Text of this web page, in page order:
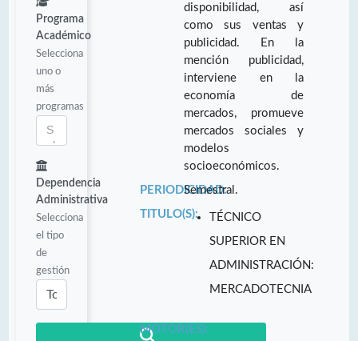
Programa
Académico
Selecciona
uno o
más
programas
Dependencia
Administrativa
Selecciona
el tipo
de
gestión
disponibilidad, así
como sus ventas y
publicidad. En la
mención publicidad,
interviene en la
economía de
mercados, promueve
mercados sociales y
modelos
socioeconómicos.
PERIODICIDAD:
Semestral.
TITULO(S):
TÉCNICO
SUPERIOR EN
ADMINISTRACIÓN:
MERCADOTECNIA
MOTOR(ES):